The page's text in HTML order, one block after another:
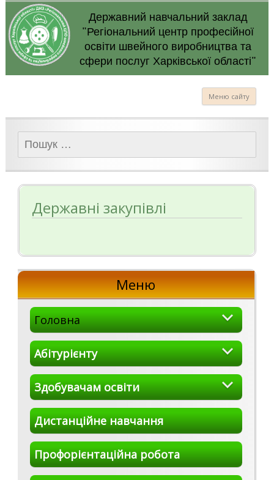
Державний навчальний заклад
"Регіональний центр професійної
освіти швейного виробництва та
сфери послуг Харківської області"
Меню сайту
Пошук:
Державні закупівлі
Меню
Головна
Абітурієнту
Здобувачам освіти
Дистанційне навчання
Профорієнтаційна робота